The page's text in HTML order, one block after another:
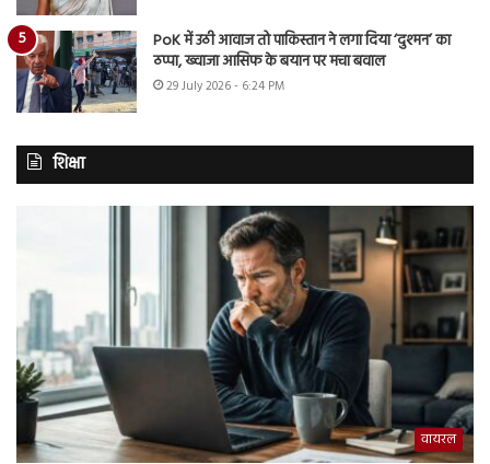
PoK में उठी आवाज तो पाकिस्तान ने लगा दिया ‘दुश्मन’ का
ठप्पा, ख्वाजा आसिफ के बयान पर मचा बवाल
29 July 2026 - 6:24 PM
शिक्षा
वायरल